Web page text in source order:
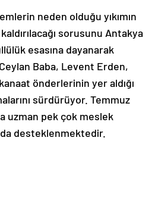
neden olduğu yıkımın
sorusunu Antakya
esasına dayanarak
Baba, Levent Erden,
önderlerinin yer aldığı
sürdürüyor. Temmuz
uzman pek çok meslek
da desteklenmektedir.